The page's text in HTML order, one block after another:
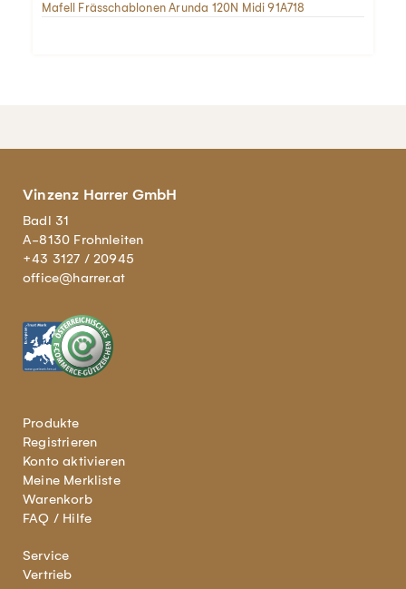
Mafell Frässchablonen Arunda 120N Midi 91A718
Vinzenz Harrer GmbH
Badl 31
A-8130 Frohnleiten
+43 3127 / 20945
office@harrer.at
Produkte
Registrieren
Konto aktivieren
Meine Merkliste
Warenkorb
FAQ / Hilfe
Service
Vertrieb